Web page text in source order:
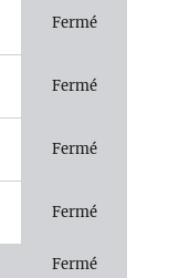
Fermé
Fermé
Fermé
Fermé
Fermé